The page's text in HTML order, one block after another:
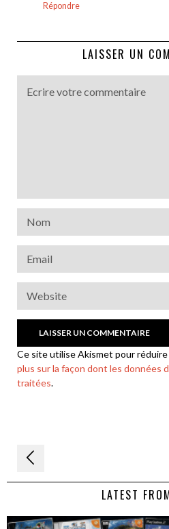
Répondre
LAISSER UN
Ce site utilise Akismet pour réduire
plus sur la façon dont les données
traitées.
Navigation
de LATEST